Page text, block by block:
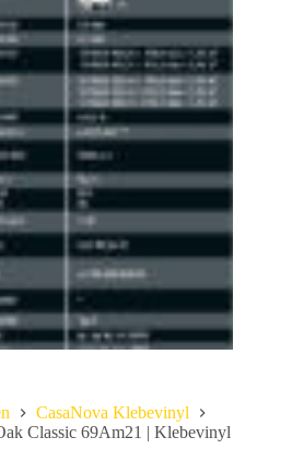
CasaNova Klebevinyl
Classic 69Am21 | Klebevinyl